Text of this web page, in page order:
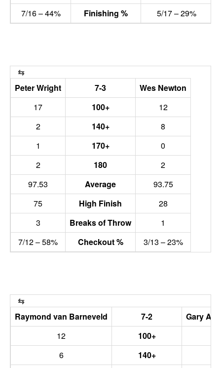
7/16 – 44%
Finishing % 5/17 – 29%
Peter Wright 7-3
Wes Newton
17
100+
12
2
140+
8
1
170+
0
2
180
2
97.53
Average
93.75
75
High Finish
28
3
Breaks of Throw
1
7/12 – 58%
Checkout % 3/13 – 23%
Raymond van Barneveld 7-2
Gary
12
100+
6
140+